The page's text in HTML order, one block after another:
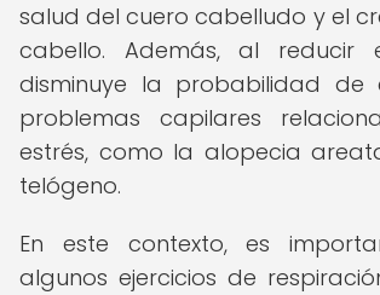
salud del cuero cabelludo y el
cabello. Además, al reducir
disminuye la probabilidad de
problemas capilares
estrés, como la alopecia
telógeno.
En este contexto, es
algunos ejercicios de